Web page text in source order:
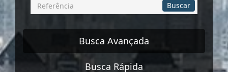
por
Buscar
Busca Avançada
Busca Rápida